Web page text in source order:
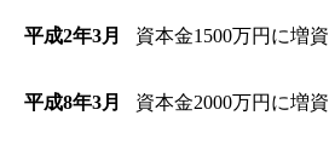
平成2年3月 資本金1500万円に増資
平成8年3月 資本金2000万円に増資